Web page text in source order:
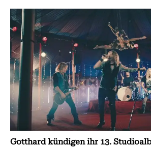
Gotthard kündigen ihr 13.